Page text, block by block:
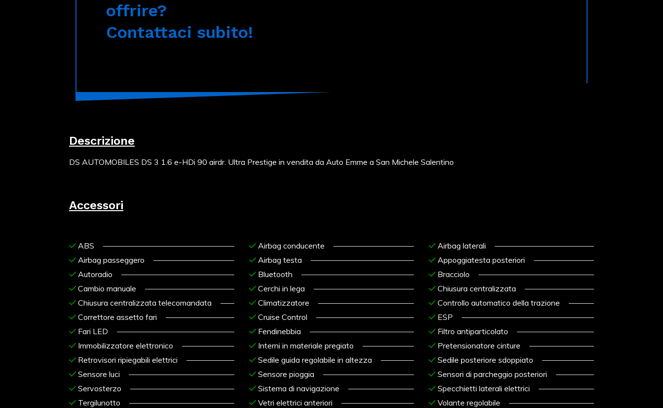
offrire?
Contattaci subito!
Descrizione
DS AUTOMOBILES DS 3 1.6 e-HDi 90 airdr. Ultra Prestige in vendita da Auto Emme a San Michele Salentino
Accessori
ABS
Airbag passeggero
Autoradio
Cambio manuale
Chiusura centralizzata telecomandata
Correttore assetto fari
Fari LED
Immobilizzatore elettronico
Retrovisori ripiegabili elettrici
Sensore luci
Servosterzo
Tergilunotto
Airbag conducente
Airbag testa
Bluetooth
Cerchi in lega
Climatizzatore
Cruise Control
Fendinebbia
Interni in materiale pregiato
Sedile guida regolabile in altezza
Sensore pioggia
Sistema di navigazione
Vetri elettrici anteriori
Airbag laterali
Appoggiatesta posteriori
Bracciolo
Chiusura centralizzata
Controllo automatico della trazione
ESP
Filtro antiparticolato
Pretensionatore cinture
Sedile posteriore sdoppiato
Sensori di parcheggio posteriori
Specchietti laterali elettrici
Volante regolabile